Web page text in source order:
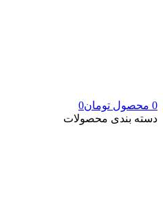
0 محصول تومان0
دسته بندی محصولات